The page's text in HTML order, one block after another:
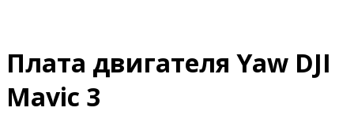
Плата двигателя Yaw DJI
Mavic 3